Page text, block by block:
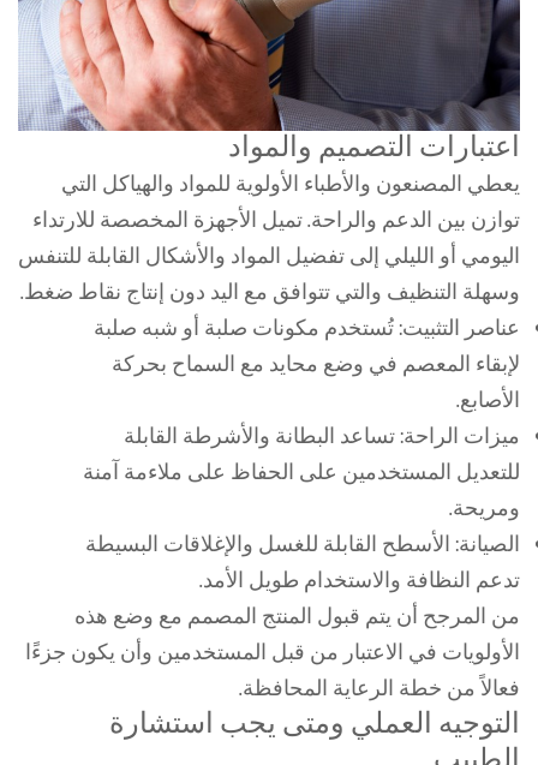
اعتبارات التصميم والمواد
يعطي المصنعون والأطباء الأولوية للمواد والهياكل التي
توازن بين الدعم والراحة. تميل الأجهزة المخصصة للارتداء
اليومي أو الليلي إلى تفضيل المواد والأشكال القابلة للتنفس
وسهلة التنظيف والتي تتوافق مع اليد دون إنتاج نقاط ضغط.
عناصر التثبيت: تُستخدم مكونات صلبة أو شبه صلبة
لإبقاء المعصم في وضع محايد مع السماح بحركة
الأصابع.
ميزات الراحة: تساعد البطانة والأشرطة القابلة
للتعديل المستخدمين على الحفاظ على ملاءمة آمنة
ومريحة.
الصيانة: الأسطح القابلة للغسل والإغلاقات البسيطة
تدعم النظافة والاستخدام طويل الأمد.
من المرجح أن يتم قبول المنتج المصمم مع وضع هذه
الأولويات في الاعتبار من قبل المستخدمين وأن يكون جزءًا
فعالاً من خطة الرعاية المحافظة.
التوجيه العملي ومتى يجب استشارة